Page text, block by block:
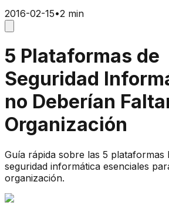
2016-02-15•2 min
5 Plataformas de
Seguridad
no Deberían
Organización
Guía rápida sobre las 5 plataformas
seguridad informática esenciales
organización.